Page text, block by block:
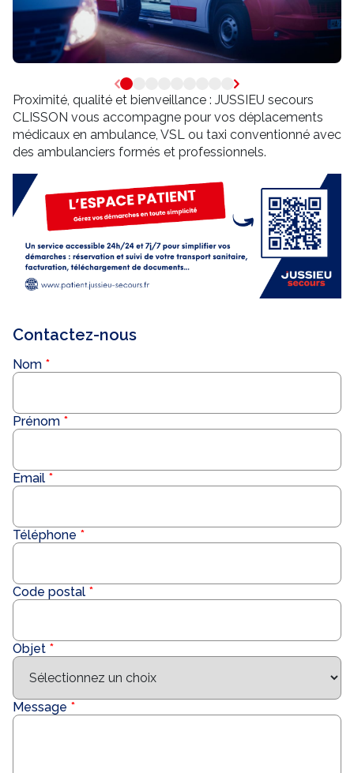
Proximité, qualité et bienveillance : JUSSIEU secours
CLISSON vous accompagne pour vos déplacements
médicaux en ambulance, VSL ou taxi conventionné avec
des ambulanciers formés et professionnels.
Contactez-nous
Nom
Prénom
Email
Téléphone
Code postal
Objet
Message